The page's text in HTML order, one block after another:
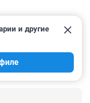
и другие